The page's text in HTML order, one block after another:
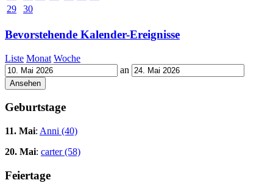
29
30
Bevorstehende Kalender-Ereignisse
Liste Monat Woche
an
Geburtstage
11. Mai: Anni (40)
20. Mai: carter (58)
Feiertage